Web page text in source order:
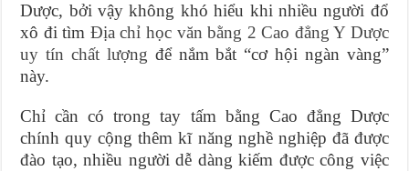
Dược, bởi vậy không khó hiểu khi nhiều người đổ
xô đi tìm Địa chỉ học văn bằng 2 Cao đẳng Y Dược
uy tín chất lượng để nắm bắt “cơ hội ngàn vàng”
này.
Chỉ cần có trong tay tấm bằng Cao đẳng Dược
chính quy cộng thêm kĩ năng nghề nghiệp đã được
đào tạo, nhiều người dễ dàng kiếm được công việc